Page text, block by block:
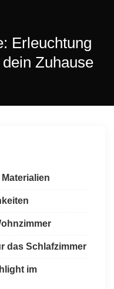
Erleuchtung
Zuhause
das Schlafzimmer
im